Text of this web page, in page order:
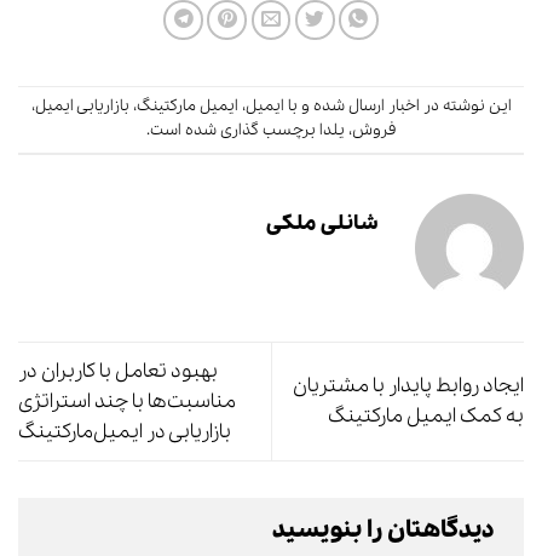
این نوشته در اخبار ارسال شده و با ایمیل، ایمیل مارکتینگ، بازاریابی ایمیل،
فروش، یلدا برچسب گذاری شده است.
شانلی ملکی
ایجاد روابط پایدار با مشتریان
به کمک ایمیل مارکتینگ
بهبود تعامل با کاربران در
مناسبت‌ها با چند استراتژی
بازاریابی در ایمیل‌مارکتینگ
دیدگاهتان را بنویسید